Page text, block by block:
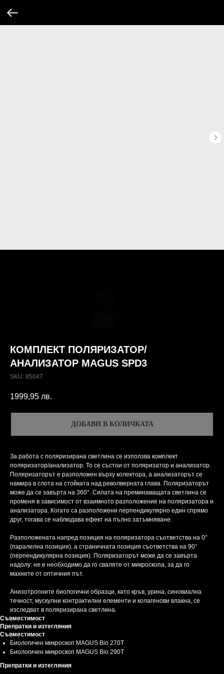
КОМПЛЕКТ ПОЛЯРИЗАТОР/
АНАЛИЗАТОР MAGUS SPD3
SKU: 85047
1999,95 лв.
ДОБАВИ В КОЛИЧКАТА
За работа с поляризирана светлина се използва комплект
поляризатор/анализатор. То се състои от поляризатор и анализатор.
Поляризаторът е разположен върху колектора, а анализаторът се
намира в слота на стойката над револверната глава. Поляризаторът
може да се завърта на 360°. Силата на преминаващата светлина се
променя в зависимост от взаимното разположение на поляризатора и
анализатора. Когато са разположени перпендикулярно един спрямо
друг, тогава се наблюдава ефект на пълно затъмняване.
Разположената напред позиция на поляризатора съответства на 0°
(паралелна позиция), а страничната позиция съответства на 90°
(перпендикулярна позиция). Поляризаторът може да се завърта
надолу: не е необходимо да го сваляте от микроскопа, за да го
махнете от оптичния път.
Анизотропните биологични образци, като кръв, урина, синовиална
течност, мускулни контрактилни елементи и колагенови влакна, се
изследват в поляризирана светлина.
Съвместимост
Препратки и изтегляния
Съвместимост
Биологичен микроскоп MAGUS Bio 270T
Биологичен микроскоп MAGUS Bio 290T
Препратки и изтегляния